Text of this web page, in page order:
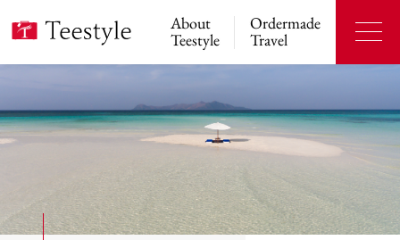
About
Teestyle
Ordermade
Travel